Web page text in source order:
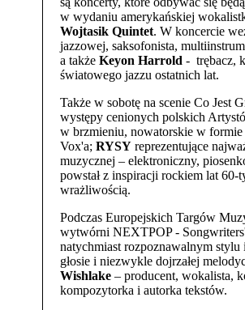
w wydaniu amerykańskiej
Wojtasik Quintet. W koncercie
jazzowej, saksofonista,
a także Keyon Harrold - trębacz,
światowego jazzu ostatnich lat.
Także w sobotę na scenie Co Jest
występy cenionych polskich
w brzmieniu, nowatorskie w
Vox'a; RYSY reprezentujące
muzycznej – elektroniczny,
powstał z inspiracji rockiem lat
wrażliwością.
Podczas Europejskich Targów
wytwórni NEXTPOP -
natychmiast rozpoznawalnym stylu
głosie i niezwykle dojrzałej
Wishlake – producent, wokalista,
kompozytorka i autorka tekstów.